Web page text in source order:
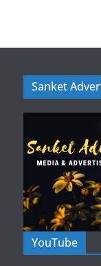
Sanket
YouTube